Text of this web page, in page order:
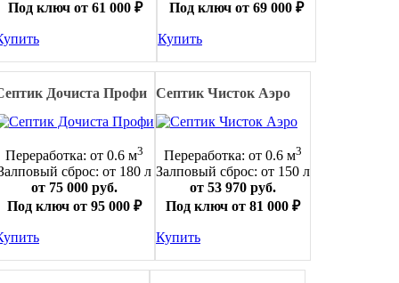
Под ключ от 61 000 ₽
Под ключ от 69 000 ₽
Купить
Дочиста Профи
Переработка: от 0.6 м3
сброс: от 180 л
от 75 000 руб.
Под ключ от 95 000 ₽
Септик Чисток Аэро
Переработка: от 0.6 м3
Залповый сброс: от 150 л
от 53 970 руб.
Под ключ от 81 000 ₽
Купить